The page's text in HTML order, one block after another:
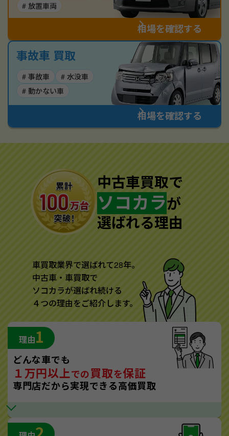
# 放置車両
相場を確認する
事故車 買取
# 事故車
# 水没車
# 動かない車
相場を確認する
中古車買取で
ソコカラが
選ばれる理由
車買取業界で選ばれて28年。
中古車・車買取で
ソコカラが選ばれ続ける
４つの理由をご紹介します。
理由1
どんな車でも
１万円以上での買取を保証
専門店だから実現できる高価買取